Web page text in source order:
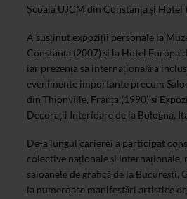
Școala UJCM din Constanța și Hotel
A susținut expoziții personale la
Constanța (2007) și la Hotel Europa
iar prezența sa internațională a
evenimente importante precum
din Thionville, Franța (1990) și
Decorații Interioare de la Bologna,
De-a lungul carierei a participat
colective naționale și internaționale,
saloanele de grafică de la București,
la numeroase manifestări artistice